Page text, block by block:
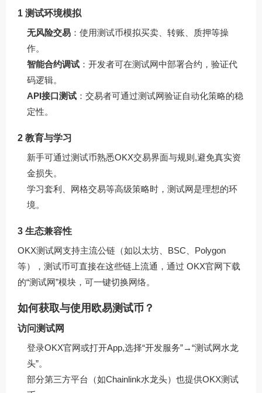
1 测试环境模拟
无风险交易 ：使用测试币模拟买卖、转账、质押等操
作。
智能合约调试 ：开发者可在测试网中部署合约，验证代
码逻辑。
API接口测试 ：交易者可通过测试网验证自动化策略的稳
定性。
2 教育与学习
新手可通过测试币熟悉OKX交易界面与规则,避免真实资
金损失。
学习套利、网格交易等高级策略时，测试网是理想的环
境。
3 生态兼容性
OKX测试网支持主流公链（如以太坊、BSC、Polygon
等），测试币可直接在这些链上流通，通过 OKX官网下载
的“测试网”模块，可一键切换网络。
如何获取与使用欧易测试币？
访问测试网
登录OKX官网或打开App,选择“开发服务”→“测试网水龙
头”。
部分第三方平台（如Chainlink水龙头）也提供OKX测试